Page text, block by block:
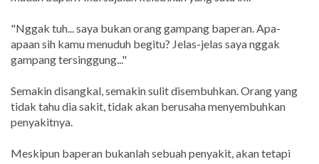
"Nggak tuh... saya bukan orang gampang baperan. Apa-
apaan sih kamu menuduh begitu? Jelas-jelas saya nggak
gampang tersinggung..."
Semakin disangkal, semakin sulit disembuhkan. Orang yang
tidak tahu dia sakit, tidak akan berusaha menyembuhkan
penyakitnya.
Meskipun baperan bukanlah sebuah penyakit, akan tetapi